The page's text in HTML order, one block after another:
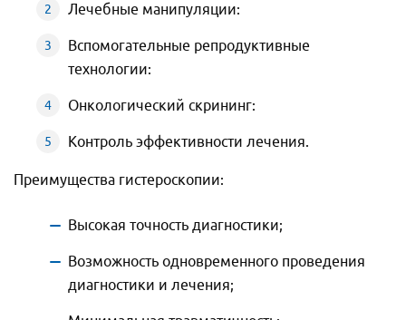
Лечебные манипуляции:
Вспомогательные репродуктивные
технологии:
Онкологический скрининг:
Контроль эффективности лечения.
Преимущества гистероскопии:
Высокая точность диагностики;
Возможность одновременного проведения
диагностики и лечения;